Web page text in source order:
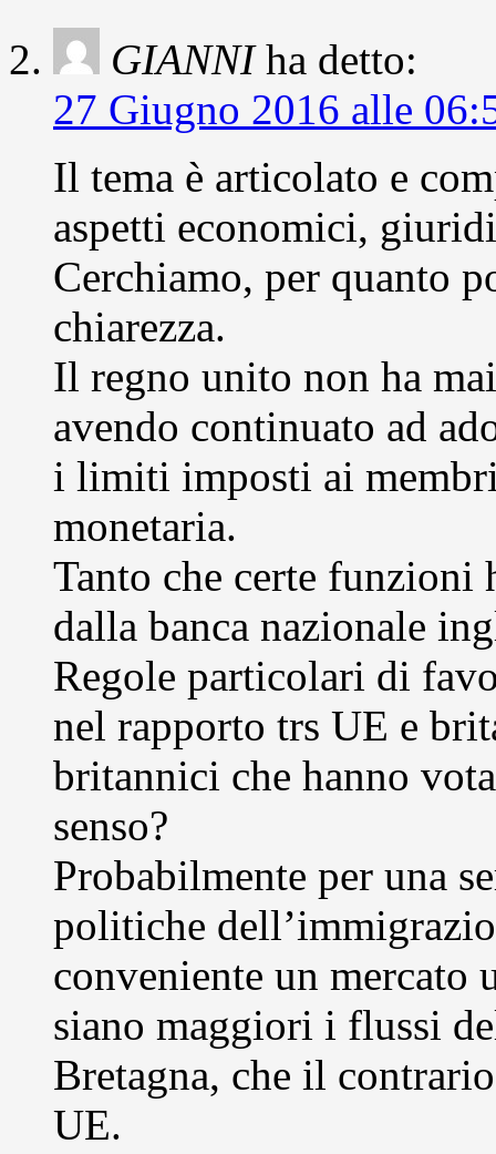
GIANNI ha detto:
27 Giugno 2016 alle
Il tema è articolato e
aspetti economici,
Cerchiamo, per quanto
chiarezza.
Il regno unito non ha
avendo continuato ad
i limiti imposti ai
monetaria.
Tanto che certe funzioni
dalla banca nazionale
Regole particolari di
nel rapporto trs UE e
britannici che hanno
senso?
Probabilmente per una
politiche
conveniente un mercato
siano maggiori i flussi
Bretagna, che il
UE.